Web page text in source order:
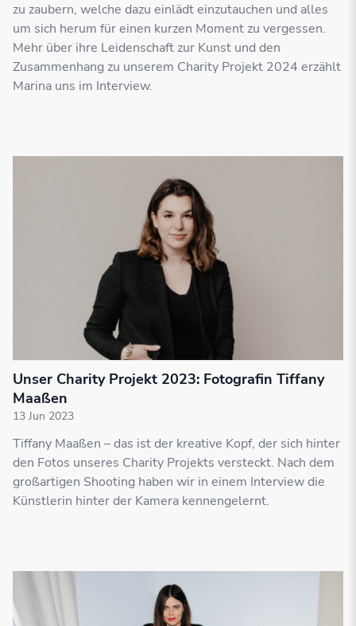
zu zaubern, welche dazu einlädt einzutauchen und alles
um sich herum für einen kurzen Moment zu vergessen.
Mehr über ihre Leidenschaft zur Kunst und den
Zusammenhang zu unserem Charity Projekt 2024 erzählt
Marina uns im Interview.
Unser Charity Projekt 2023: Fotografin Tiffany
Maaßen
13 Jun 2023
Tiffany Maaßen – das ist der kreative Kopf, der sich hinter
den Fotos unseres Charity Projekts versteckt. Nach dem
großartigen Shooting haben wir in einem Interview die
Künstlerin hinter der Kamera kennengelernt.